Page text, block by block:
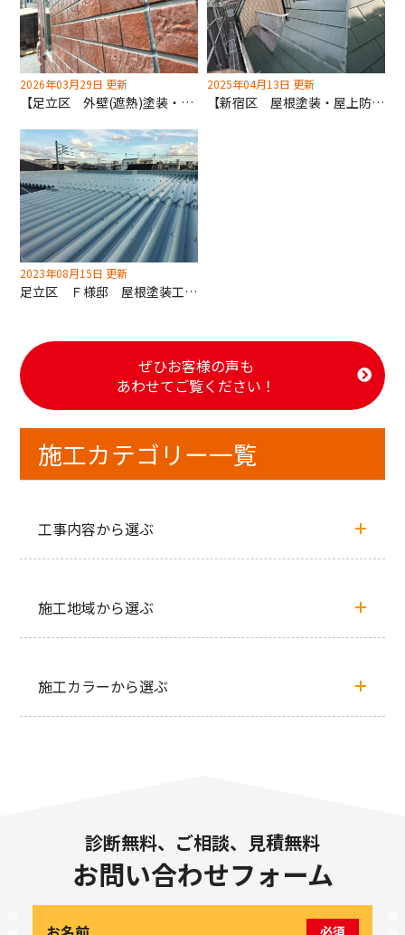
2026年03月29日 更新
【足立区 外壁(遮熱)塗装・屋根(遮熱)塗装工事】正面クリア！3面は明るくリフレッシュ！
2025年04月13日 更新
【新宿区 屋根塗装・屋上防水工事】通気緩衝防水工法で雨漏り不安を解消します！
2023年08月15日 更新
足立区 Ｆ様邸 屋根塗装工事（遮熱・断熱塗料キルコ）
ぜひお客様の声も
あわせてご覧ください！
施工カテゴリー一覧
工事内容から選ぶ
施工地域から選ぶ
施工カラーから選ぶ
診断無料、ご相談、見積無料
お問い合わせフォーム